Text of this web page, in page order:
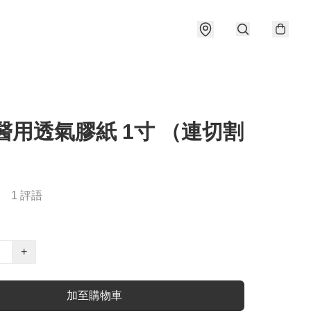
用透氣膠紙 1寸 （連切割
1 評語
+
加至購物車